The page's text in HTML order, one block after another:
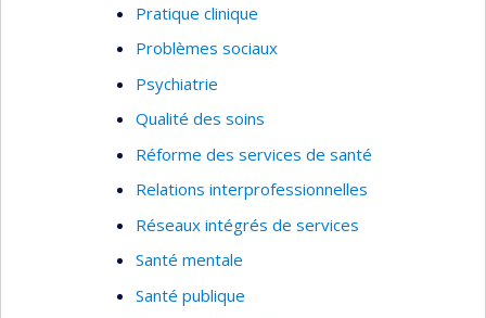
Pratique clinique
Problèmes sociaux
Psychiatrie
Qualité des soins
Réforme des services de santé
Relations interprofessionnelles
Réseaux intégrés de services
Santé mentale
Santé publique